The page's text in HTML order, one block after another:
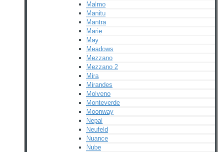
Malmo
Manitu
Mantra
Marie
May
Meadows
Mezzano
Mezzano 2
Mira
Mirandes
Molveno
Monteverde
Moonway
Nepal
Neufeld
Nuance
Nube